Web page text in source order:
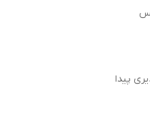
پیدا